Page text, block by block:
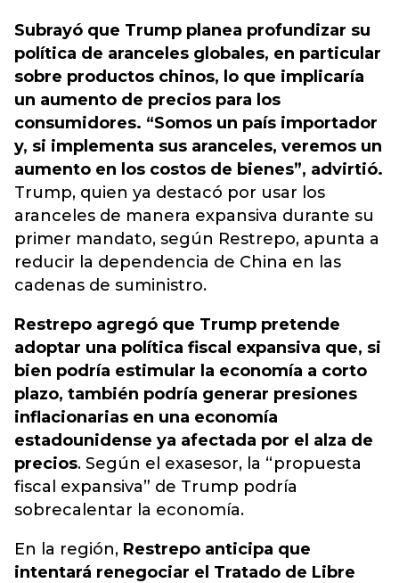
Subrayó que Trump planea profundizar su
política de aranceles globales, en particular
sobre productos chinos, lo que implicaría
un aumento de precios para los
consumidores. “Somos un país importador
y, si implementa sus aranceles, veremos un
aumento en los costos de bienes”, advirtió.
Trump, quien ya destacó por usar los
aranceles de manera expansiva durante su
primer mandato, según Restrepo, apunta a
reducir la dependencia de China en las
cadenas de suministro.
Restrepo agregó que Trump pretende
adoptar una política fiscal expansiva que, si
bien podría estimular la economía a corto
plazo, también podría generar presiones
inflacionarias en una economía
estadounidense ya afectada por el alza de
precios. Según el exasesor, la “propuesta
fiscal expansiva” de Trump podría
sobrecalentar la economía.
En la región, Restrepo anticipa que
intentará renegociar el Tratado de Libre